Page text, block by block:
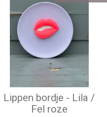
Lippen bordje - Lila /
Fel roze